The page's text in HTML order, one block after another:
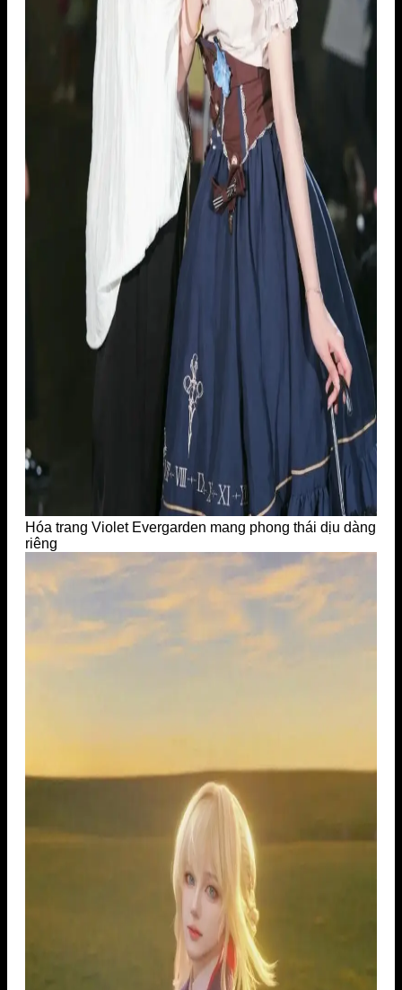
Hóa trang Violet Evergarden mang phong thái dịu dàng
riêng